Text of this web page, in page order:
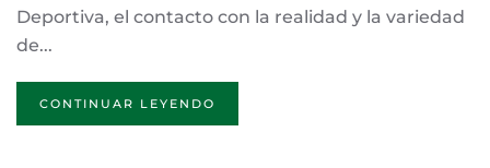
Deportiva, el contacto con la realidad y la variedad
de...
CONTINUAR LEYENDO